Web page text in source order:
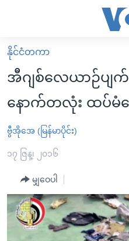
လွယ်ကူ
စေ
Link
များ
ပင်မ
ကျော်
ကြည့်
မူလစာမျက်နှာ
မြန်မာ
ကမ္ဘာ့သတင်းများ
နိုင်ငံတကာ
အမေရိကန်
အစ္စရေး-ပါလက်စတိုင်း
ဗွီဒီယို
သတင်းလွတ်လပ်ခွင့်
အင်္ဂလိပ်စာလေ့လာမယ်
အမေရိကန်သုံးအီဒီယံ
မကြေးမုံရဲ့ အင်္ဂလိပ်စာ
အပတ်စဉ်ကဏ္ဍများ
ရေဒီယို
ရေဒီယိုနှင့်ရုပ်သံ အချက်အလက်
နိုင်ငံတကာ
အီဂျစ်လေယာဉ်ပ
နောက်တလုံး ထပ်မံ
ဗွီအိုအေ (မြန်မာပိုင်း)
၁၇ ဇြန္၊ ၂၀၁၆
မျှဝေပါ